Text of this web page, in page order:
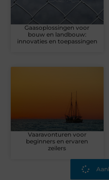
Gaasoplossingen voor
bouw en landbouw:
innovaties en toepassingen
Vaaravonturen voor
beginners en ervaren
zeilers